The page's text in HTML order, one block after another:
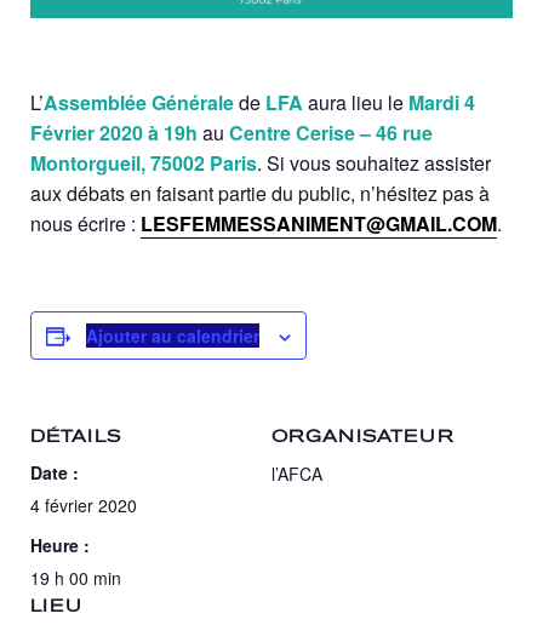
L’Assemblée Généralede LFA aura lieu le Mardi 4
Février 2020 à 19h au Centre Cerise – 46 rue
Montorgueil, 75002 Paris. Si vous souhaitez assister
aux débats en faisant partie du public, n’hésitez pas à
nous écrire : LESFEMMESSANIMENT@GMAIL.COM.
Ajouter au calendrier
DÉTAILS
Date :
4 février 2020
Heure :
19 h 00 min
LIEU
ORGANISATEUR
l’AFCA